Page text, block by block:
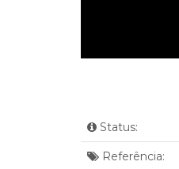
Status:
Referência: